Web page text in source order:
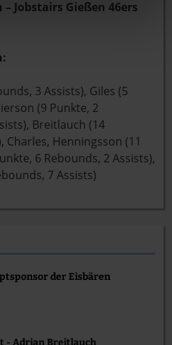
Jobstairs Gießen 46ers
3 Assists), Giles (5
(9 Punkte, 2
Breitlauch (14
Charles, Henningsson (11
6 Rebounds, 2 Assists),
7 Assists)
der Eisbären
- Adrian Breitlauch